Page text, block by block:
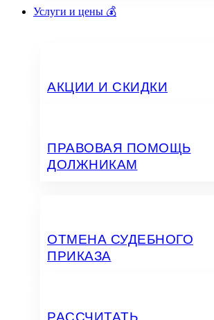
Услуги и цены 💰
АКЦИИ И СКИДКИ
ПРАВОВАЯ ПОМОЩЬ
ДОЛЖНИКАМ
ОТМЕНА СУДЕБНОГО
ПРИКАЗА